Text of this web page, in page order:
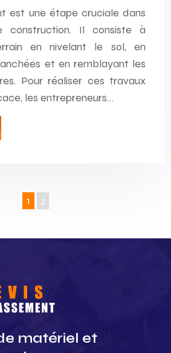
est une étape cruciale dans
Il consiste à
en nivelant le sol, en
et en remblayant les
Pour réaliser ces travaux
les entrepreneurs…
1 2
matériel et